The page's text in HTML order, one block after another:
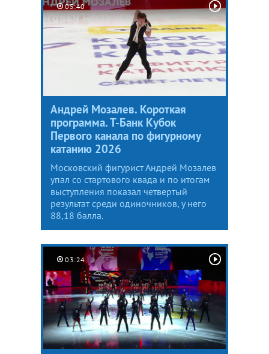
05:40
Андрей Мозалев. Короткая
программа. Т-Банк Кубок
Первого канала по фигурному
катанию 2026
Московский фигурист Андрей Мозалев
упал со стартового квада и по итогам
выступления показал четвертый
результат среди одиночников, у него
88,18 балла.
03:24